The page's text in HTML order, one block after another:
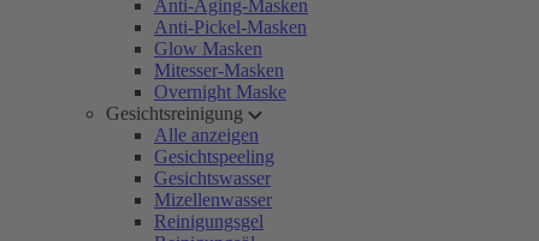
Anti-Aging-Masken
Anti-Pickel-Masken
Glow Masken
Mitesser-Masken
Overnight Maske
Gesichtsreinigung
Alle anzeigen
Gesichtspeeling
Gesichtswasser
Mizellenwasser
Reinigungsgel